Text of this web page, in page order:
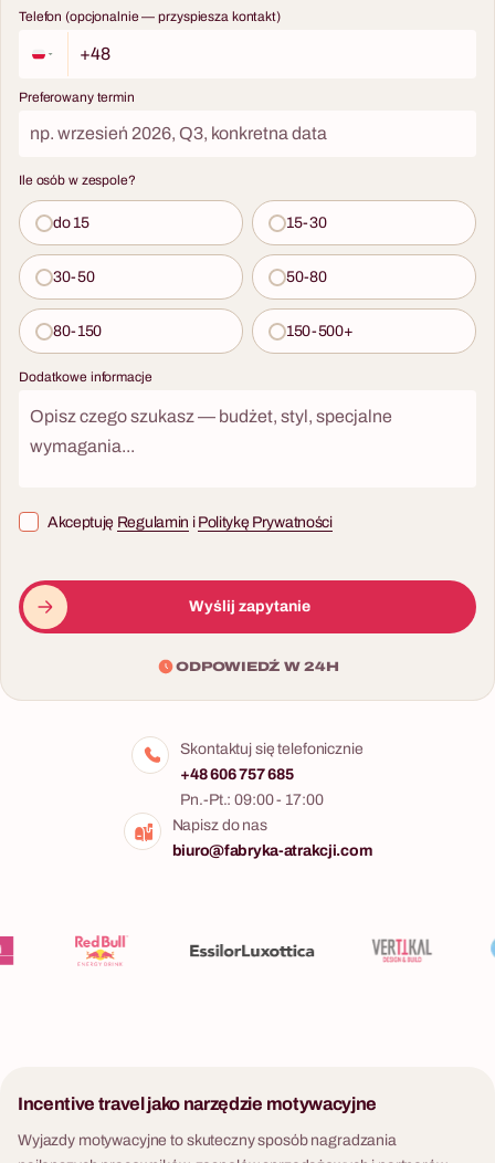
Telefon (opcjonalnie — przyspiesza kontakt)
Preferowany termin
Ile osób w zespole?
do 15 15-30
30-50 50-80
80-150 150-500+
Dodatkowe informacje
Akceptuję Regulamin i Politykę Prywatności
Wyślij zapytanie
ODPOWIEDŹ W 24H
Skontaktuj się telefonicznie
+48 606 757 685
Pn.-Pt.: 09:00 - 17:00
Napisz do nas
biuro@fabryka-atrakcji.com
Incentive travel jako narzędzie motywacyjne
Wyjazdy motywacyjne to skuteczny sposób nagradzania